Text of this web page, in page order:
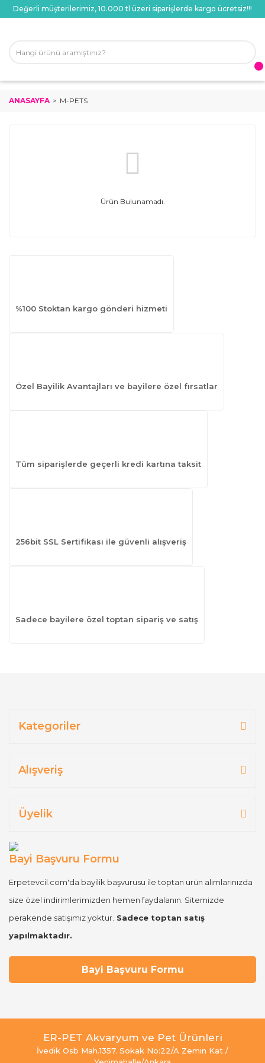
Değerli müşterilerimiz, 10.000 tl üzeri siparişlerde kargo ücretsiz!!!
ANASAYFA M-PETS
Ürün Bulunamadı.
%100 Stoktan kargo gönderi hizmeti
Özel Bayilik Avantajları ve bayilere özel fırsatlar
Tüm siparişlerde geçerli kredi kartına taksit
256bit SSL Sertifikası ile güvenli alışveriş
Sadece bayilere özel toptan sipariş ve satış
Kategoriler
Alışveriş
Üyelik
Bayi Başvuru Formu
Erpetevcil.com'da bayilik başvurusu ile toptan ürün alımlarınızda
size özel indirimlerimizden hemen faydalanın. Sitemizde
perakende satışımız yoktur. Sadece toptan satış
yapılmaktadır.
Bayi Başvuru Formu
ER-PET Akvaryum ve Pet Ürünleri
İvedik Osb Mah.1357. Sokak No:22/A Zemin Kat /